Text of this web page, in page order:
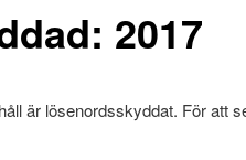
2017
är lösenordsskyddat. För att